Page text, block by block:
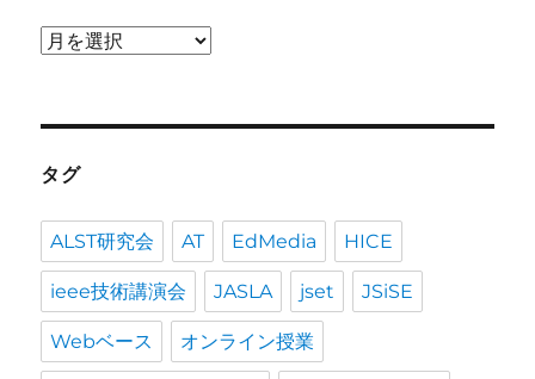
過
稿
タグ
ALST研究会 AT EdMedia HICE
ieee技術講演会 JASLA jset JSiSE
Webベース オンライン授業